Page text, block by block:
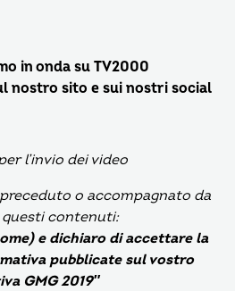
in onda su TV2000
nostro sito e sui nostri social
l’invio dei video
o accompagnato da
questi contenuti:
e dichiaro di accettare la
pubblicate sul vostro
GMG 2019″